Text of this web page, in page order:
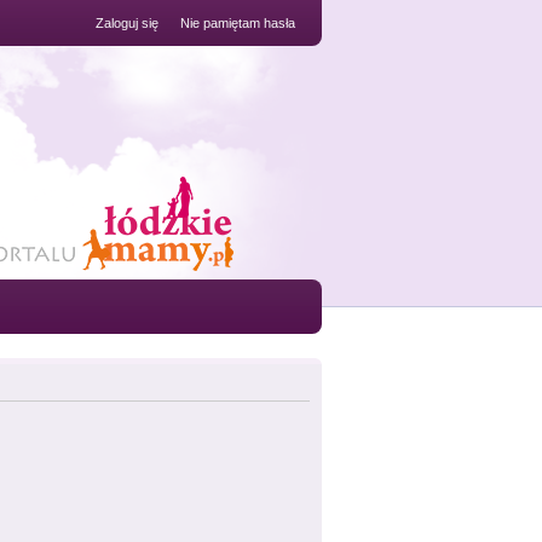
Zaloguj się Nie pamiętam hasła